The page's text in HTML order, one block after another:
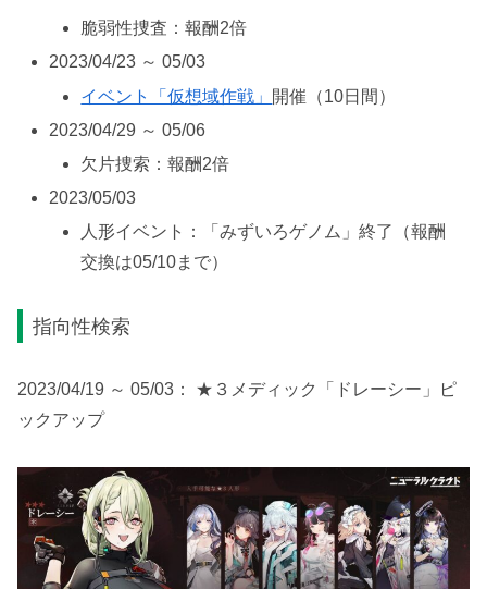
脆弱性捜査：報酬2倍
2023/04/23 ～ 05/03
イベント「仮想域作戦」 開催（10日間）
2023/04/29 ～ 05/06
欠片捜索：報酬2倍
2023/05/03
人形イベント：「みずいろゲノム」終了（報酬
交換は05/10まで）
指向性検索
2023/04/19 ～ 05/03： ★３メディック「ドレーシー」ピ
ックアップ